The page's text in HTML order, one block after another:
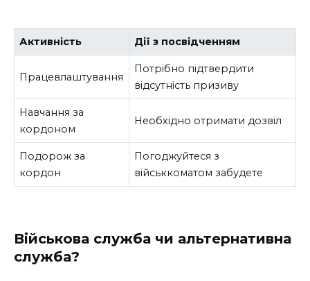
Активність Дії з посвідченням
Працевлаштування
Потрібно підтвердити
відсутність призиву
Навчання за
кордоном
Необхідно отримати дозвіл
Подорож за
кордон
Погоджуйтеся з
військкоматом забудете
Військова служба чи альтернативна
служба?